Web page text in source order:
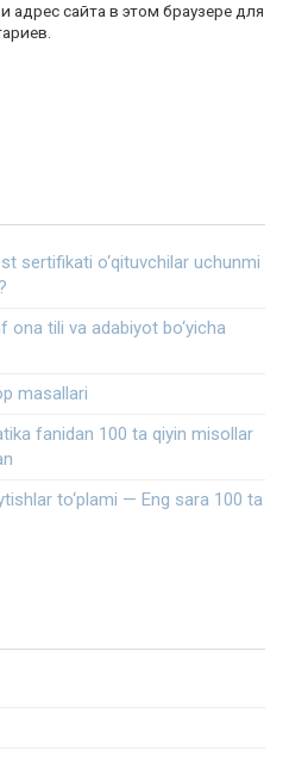
адрес сайта в этом браузере для
sertifikati o‘qituvchilar uchunmi
ona tili va adabiyot bo‘yicha
masallari
fanidan 100 ta qiyin misollar
to‘plami — Eng sara 100 ta